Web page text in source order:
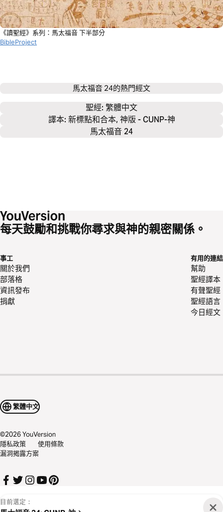
目前選定：
《讀聖經》系列：馬太福音 下半部分
BibleProject
馬太福音 24的熱門經文
聖經: 繁體中文
譯本: 新標點和合本, 神版 - CUNP-神
馬太福音 24
每天鼓勵和挑戰你尋求與神的親密關係。
事工
關於我們
部落格
資訊發布
捐獻
有用的連結
幫助
聖經譯本
有聲聖經
聖經語言
今日經文
繁體中文
©2026YouVersion
隱私政策
使用條款
漏洞揭露方案